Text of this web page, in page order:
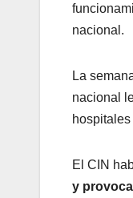
nacional.
La
nacional
El CIN
y